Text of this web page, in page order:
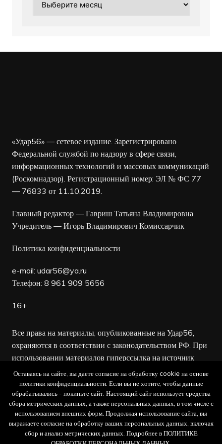
«Удар56» — сетевое издание. Зарегистрировано
Федеральной службой по надзору в сфере связи,
информационных технологий и массовых коммуникаций
(Роскомнадзор). Регистрационный номер: ЭЛ № ФС 77
— 76833 от 11.10.2019.
Главный редактор — Гавриш Татьяна Владимировна
Учредитель — Игорь Владимирович Комиссарчик
Политика конфиденциальности
e-mail: udar56@ya.ru
Телефон: 8 961 909 5656
16+
Все права на материалы, опубликованные на Удар56,
охраняются в соответствии с законодательством РФ. При
использовании материалов гиперссылка на источник
обязательна.
Редакция не несет ответственности за достоверность
рекламных объявлений, а также за содержание веб-
сайтов, на которые даны гиперссылки.
Оставаясь на сайте, вы даете согласие на обработку cookie на основе
политики конфиденциальности. Если вы не хотите, чтобы данные
обрабатывались - покиньте сайт. Настоящий сайт использует средства
сбора метрических данных, а также персональных данных, в том числе с
использованием внешних форм. Продолжая использование сайта, вы
выражаете согласие на обработку ваших персональных данных, включая
сбор и анализ метрических данных. Подробнее в ПОЛИТИКЕ